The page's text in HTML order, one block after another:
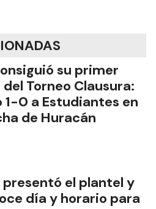
su primer
Torneo Clausura:
1-0 a Estudiantes en
de Huracán
presentó el plantel y
día y horario para